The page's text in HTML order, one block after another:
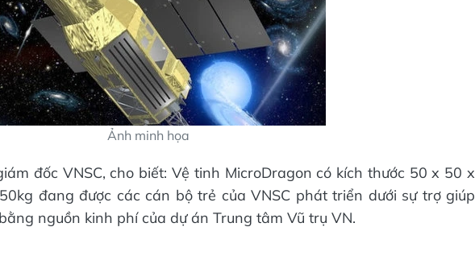
Ảnh minh họa
đốc VNSC, cho biết: Vệ tinh MicroDragon có kích thước 50 x 50 x
đang được các cán bộ trẻ của VNSC phát triển dưới sự trợ giúp
nguồn kinh phí của dự án Trung tâm Vũ trụ VN.